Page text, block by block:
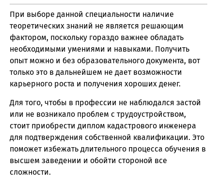
При выборе данной специальности наличие
теоретических знаний не является решающим
фактором, поскольку гораздо важнее обладать
необходимыми умениями и навыками. Получить
опыт можно и без образовательного документа, вот
только это в дальнейшем не дает возможности
карьерного роста и получения хороших денег.
Для того, чтобы в профессии не наблюдался застой
или не возникало проблем с трудоустройством,
стоит приобрести диплом кадастрового инженера
для подтверждения собственной квалификации. Это
поможет избежать длительного процесса обучения в
высшем заведении и обойти стороной все
сложности.